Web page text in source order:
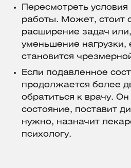
Пересмотреть
работы. Может, стоит
расширение задач
уменьшение нагрузки,
становится
Если подавленное
продолжается более
обратиться к врачу.
состояние, поставит
нужно, назначит
психологу.